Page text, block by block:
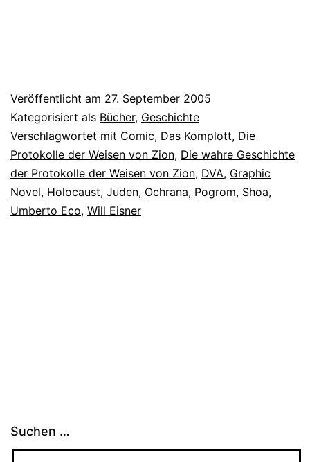
Veröffentlicht am 27. September 2005
Kategorisiert als Bücher, Geschichte
Verschlagwortet mit Comic, Das Komplott, Die
Protokolle der Weisen von Zion, Die wahre Geschichte
der Protokolle der Weisen von Zion, DVA, Graphic
Novel, Holocaust, Juden, Ochrana, Pogrom, Shoa,
Umberto Eco, Will Eisner
Suchen …